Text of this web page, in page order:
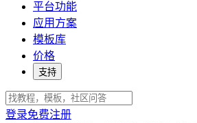
平台功能
应用方案
模板库
价格
支持
登录免费注册